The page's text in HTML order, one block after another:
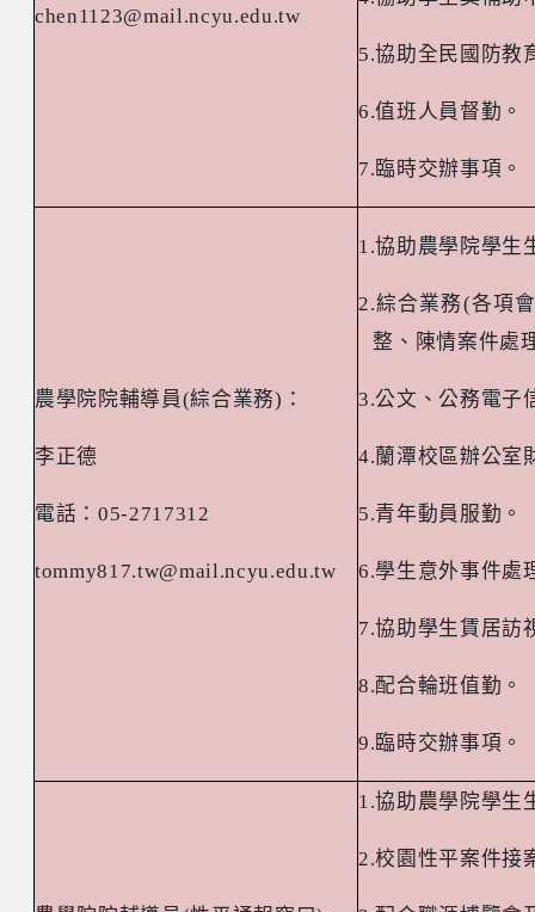
chen1123@mail.ncyu.edu.tw
5.協助全民國防教
6.值班人員督勤。
7.臨時交辦事項。
農學院院輔導員(綜合業務) ：
李正德
電話：05-2717312
tommy817.tw@mail.ncyu.edu.tw
1.協助農學院學生
2.綜合業務(各項
整、陳情案件處
3.公文、公務電子
4.蘭潭校區辦公室
5.青年動員服勤。
6.學生意外事件處
7.協助學生賃居訪
8.配合輪班值勤。
9.臨時交辦事項。
1.協助農學院學生
2.校園性平案件接